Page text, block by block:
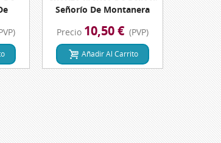
Señorío De Montanera
Extremadura
Precio 10,50 € (PVP)
Añadir Al Carrito